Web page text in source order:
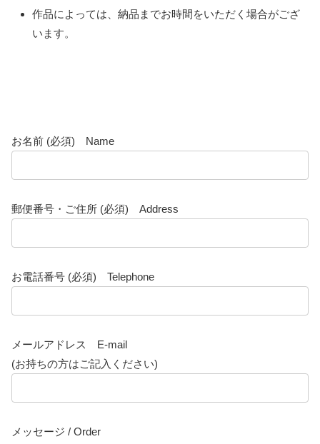
作品によっては、納品までお時間をいただく場合がござ
います。
お名前 (必須) Name
郵便番号・ご住所 (必須) Address
お電話番号 (必須) Telephone
メールアドレス E-mail
(お持ちの方はご記入ください)
メッセージ / Order